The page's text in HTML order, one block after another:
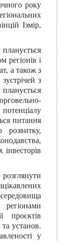
року
Ізмір,
регіонів і
а також з
з
питання
розвитку,
проєктів
установ.
у